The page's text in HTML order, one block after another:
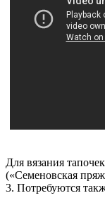
Для вязания
(«Семеновская
3. Потребуются